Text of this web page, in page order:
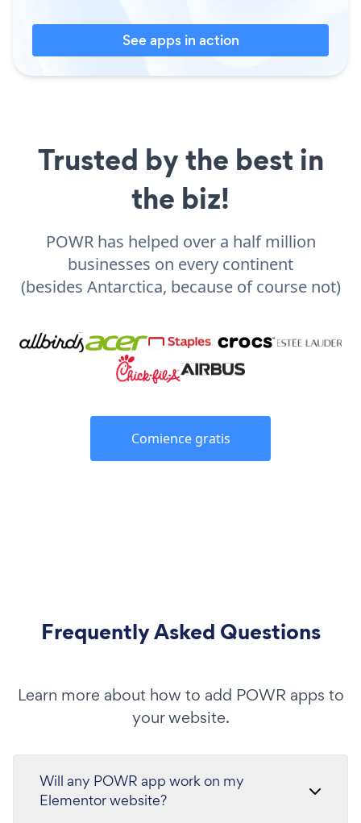
See apps in action
Trusted by the best in
the biz!
POWR has helped over a half million
businesses on every continent
(besides Antarctica, because of course not)
Comience gratis
Frequently Asked Questions
Learn more about how to add POWR apps to
your website.
Will any POWR app work on my
Elementor website?